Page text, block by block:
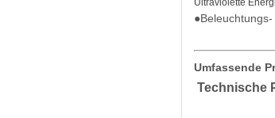
Ultraviolette
●
Umfassende
Technische